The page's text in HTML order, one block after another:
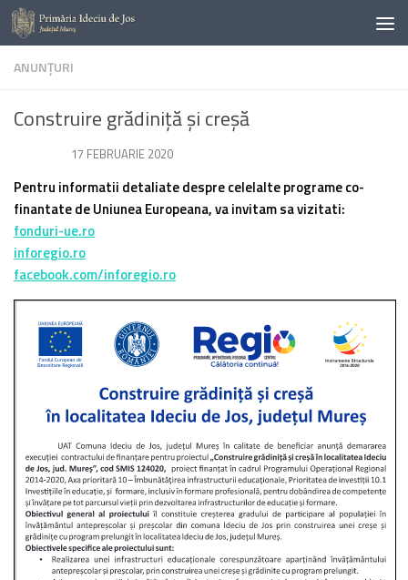
Skip to content
ANUNŢURI
Construire grădiniță și creșă
· PUBLICAT17 FEBRUARIE 2020
Pentru informatii detaliate despre celelalte programe co-
finantate de Uniunea Europeana, va invitam sa vizitati:
fonduri-ue.ro
inforegio.ro
facebook.com/inforegio.ro